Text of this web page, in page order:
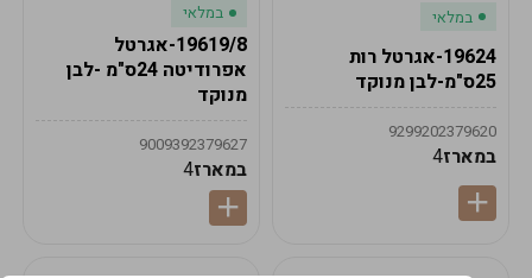
במלאי
19624-אגרטל רות
25ס"מ-לבן מנוקד
9299202379620
במארז4
במלאי
19619/8-אגרטל
אפרודיטה 24ס"מ -לבן
מנוקד
9009392379627
במארז4